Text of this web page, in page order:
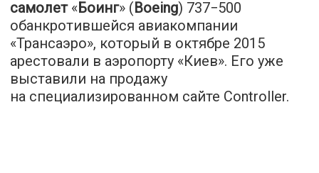
самолет« Боинг» (Boeing) 737−500
обанкротившейся авиакомпании
«Трансаэро», который в октябре 2015
арестовали в аэропорту «Киев». Его уже
выставили на продажу
на специализированном сайте Controller.